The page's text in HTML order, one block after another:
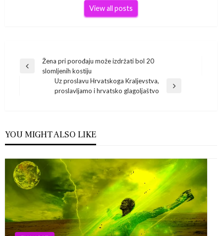
View all posts
Navigacija
objava
Previous
Žena pri porođaju može izdržati bol 20
slomljenih kostiju
Uz proslavu Hrvatskoga Kraljevstva,
proslavljamo i hrvatsko glagoljaštvo
YOU MIGHT ALSO LIKE